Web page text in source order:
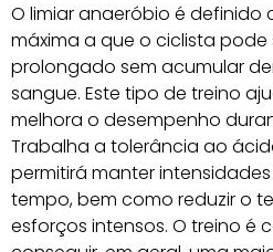
O limiar anaeróbio é definido
máxima a que o ciclista
prolongado sem acumular
sangue. Este tipo de treino
melhora o desempenho
Trabalha a tolerância ao
permitirá manter
tempo, bem como reduzir o
esforços intensos. O treino é